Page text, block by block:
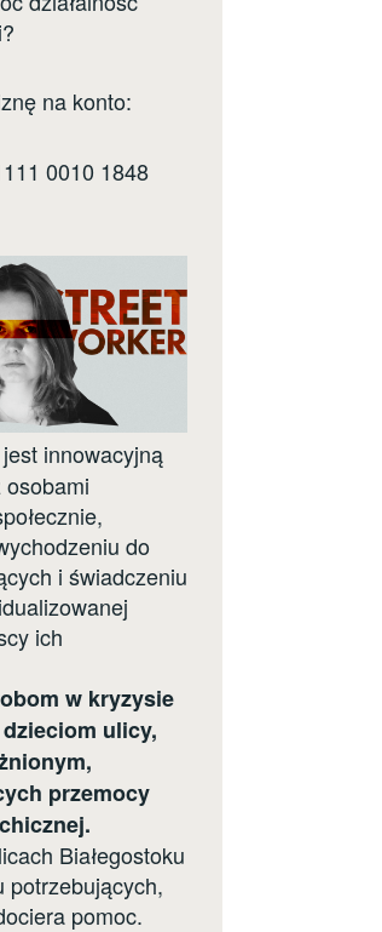
na konto:
0010 1848
jest innowacyjną
do
i świadczeniu
ich
w kryzysie
ulicy,
przemocy
Białegostoku
potrzebujących,
pomoc.